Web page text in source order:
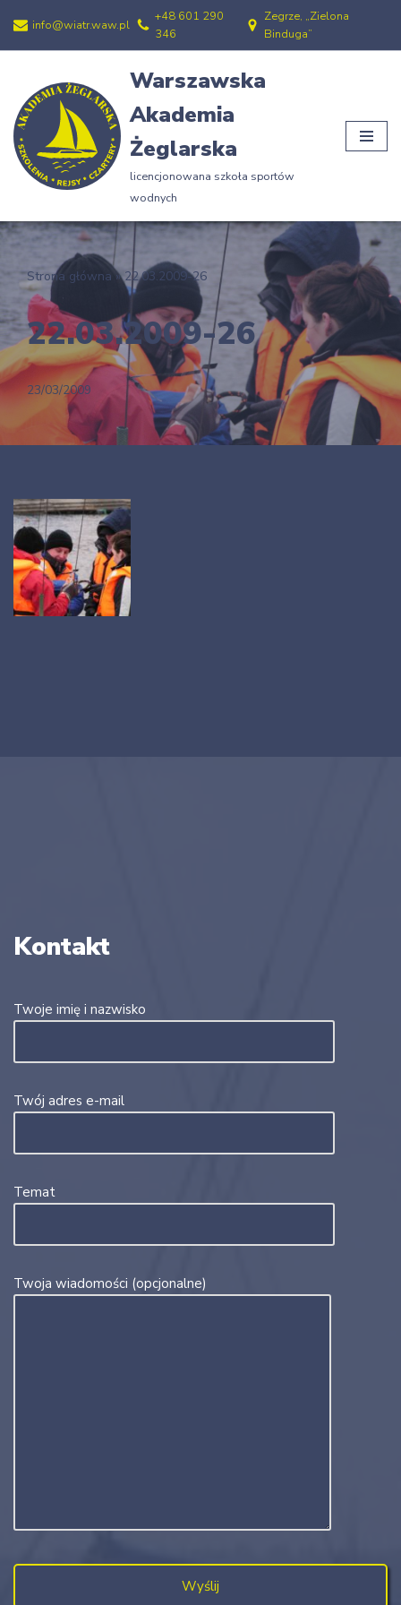
Przejdź
treści
info@wiatr.waw.pl
+48 601 290
346
Zegrze, „Zielona
Binduga”
Warszawska
Akademia
Żeglarska
licencjonowana szkoła sportów
wodnych
Strona główna »22.03.2009-26
22.03.2009-26
23/03/2009
Kontakt
Twoje imię i nazwisko
Twój adres e-mail
Temat
Twoja wiadomości (opcjonalne)